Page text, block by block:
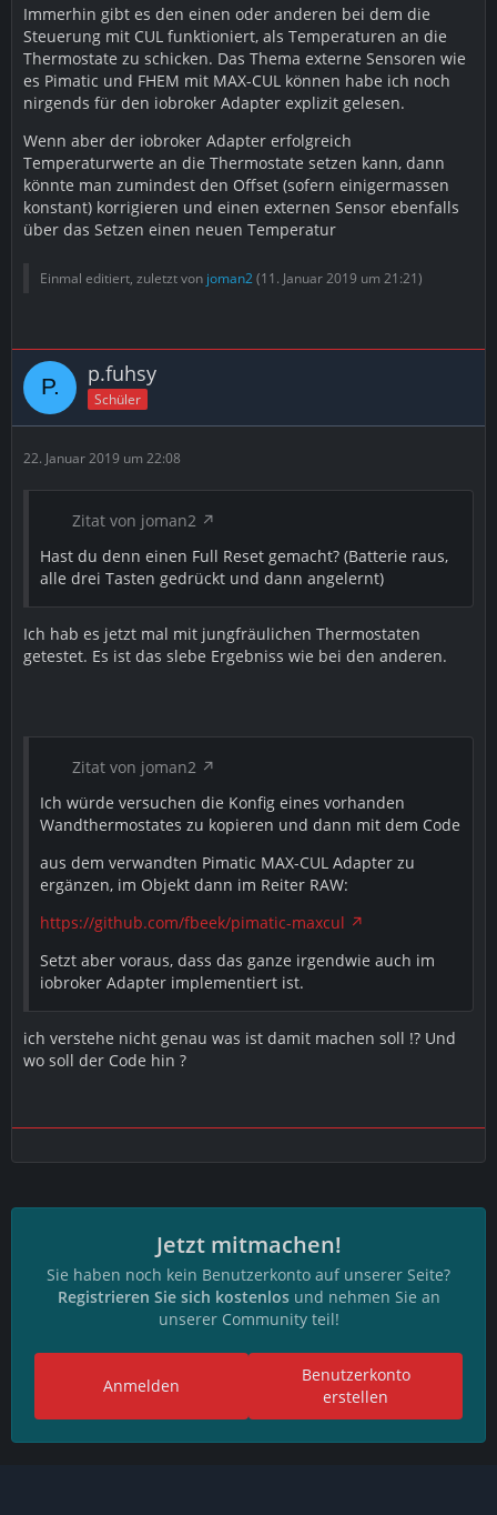
Immerhin gibt es den einen oder anderen bei dem die
Steuerung mit CUL funktioniert, als Temperaturen an die
Thermostate zu schicken. Das Thema externe Sensoren wie
es Pimatic und FHEM mit MAX-CUL können habe ich noch
nirgends für den iobroker Adapter explizit gelesen.
Wenn aber der iobroker Adapter erfolgreich
Temperaturwerte an die Thermostate setzen kann, dann
könnte man zumindest den Offset (sofern einigermassen
konstant) korrigieren und einen externen Sensor ebenfalls
über das Setzen einen neuen Temperatur
Einmal editiert, zuletzt von joman2(11. Januar 2019 um 21:21)
p.fuhsy
Schüler
22. Januar 2019 um 22:08
Zitat von joman2
Hast du denn einen Full Reset gemacht? (Batterie raus,
alle drei Tasten gedrückt und dann angelernt)
Ich hab es jetzt mal mit jungfräulichen Thermostaten
getestet. Es ist das slebe Ergebniss wie bei den anderen.
Zitat von joman2
Ich würde versuchen die Konfig eines vorhanden
Wandthermostates zu kopieren und dann mit dem Code
aus dem verwandten Pimatic MAX-CUL Adapter zu
ergänzen, im Objekt dann im Reiter RAW:
https://github.com/fbeek/pimatic-maxcul
Setzt aber voraus, dass das ganze irgendwie auch im
iobroker Adapter implementiert ist.
ich verstehe nicht genau was ist damit machen soll !? Und
wo soll der Code hin ?
Jetzt mitmachen!
Sie haben noch kein Benutzerkonto auf unserer Seite?
Registrieren Sie sich kostenlosund nehmen Sie an
unserer Community teil!
Benutzerkonto
erstellen
Anmelden